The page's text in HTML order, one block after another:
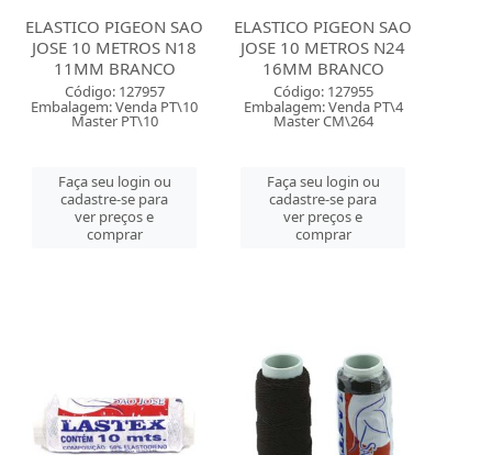
ELASTICO PIGEON SAO
JOSE 10 METROS N18
11MM BRANCO
Código: 127957
Embalagem: Venda PT\10
Master PT\10
Faça seu login ou
cadastre-se para
ver preços e
comprar
ELASTICO PIGEON SAO
JOSE 10 METROS N24
16MM BRANCO
Código: 127955
Embalagem: Venda PT\4
Master CM\264
Faça seu login ou
cadastre-se para
ver preços e
comprar